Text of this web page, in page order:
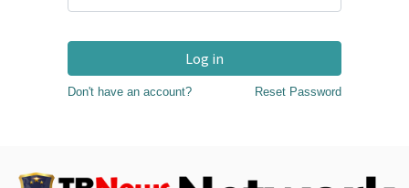
Log in
Don't have an account? Reset Password